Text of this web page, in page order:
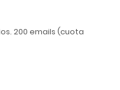
200 emails (cuota